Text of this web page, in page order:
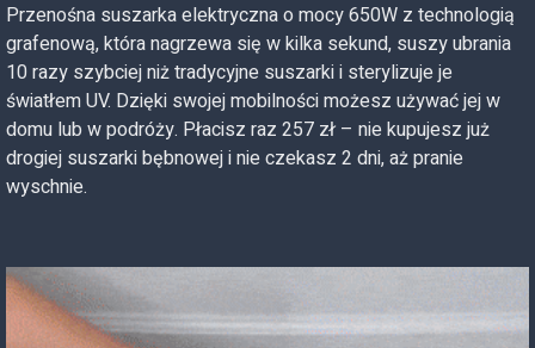
Przenośna suszarka elektryczna o mocy 650W z technologią
grafenową, która nagrzewa się w kilka sekund, suszy ubrania
10 razy szybciej niż tradycyjne suszarki i sterylizuje je
światłem UV. Dzięki swojej mobilności możesz używać jej w
domu lub w podróży. Płacisz raz 257 zł – nie kupujesz już
drogiej suszarki bębnowej i nie czekasz 2 dni, aż pranie
wyschnie.